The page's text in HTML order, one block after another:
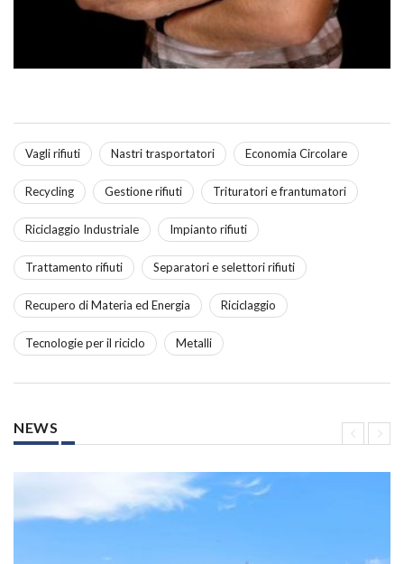
Vagli rifiuti Nastri trasportatori Economia Circolare
Recycling Gestione rifiuti Trituratori e frantumatori
Riciclaggio Industriale Impianto rifiuti
Trattamento rifiuti Separatori e selettori rifiuti
Recupero di Materia ed Energia Riciclaggio
Tecnologie per il riciclo Metalli
NEWS